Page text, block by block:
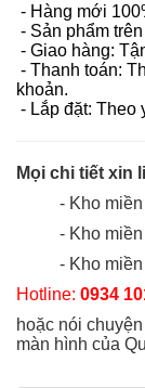
- Hàng mới
- Sản phẩm trên
- Giao hàng:
- Thanh toán:
khoản.
- Lắp đặt: Theo
Mọi chi tiết xin
- Kho
- Kho
- Kho
Hotline: 0934
hoặc nói
màn hình của